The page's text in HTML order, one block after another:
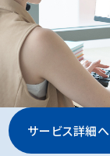
サービス詳細へ